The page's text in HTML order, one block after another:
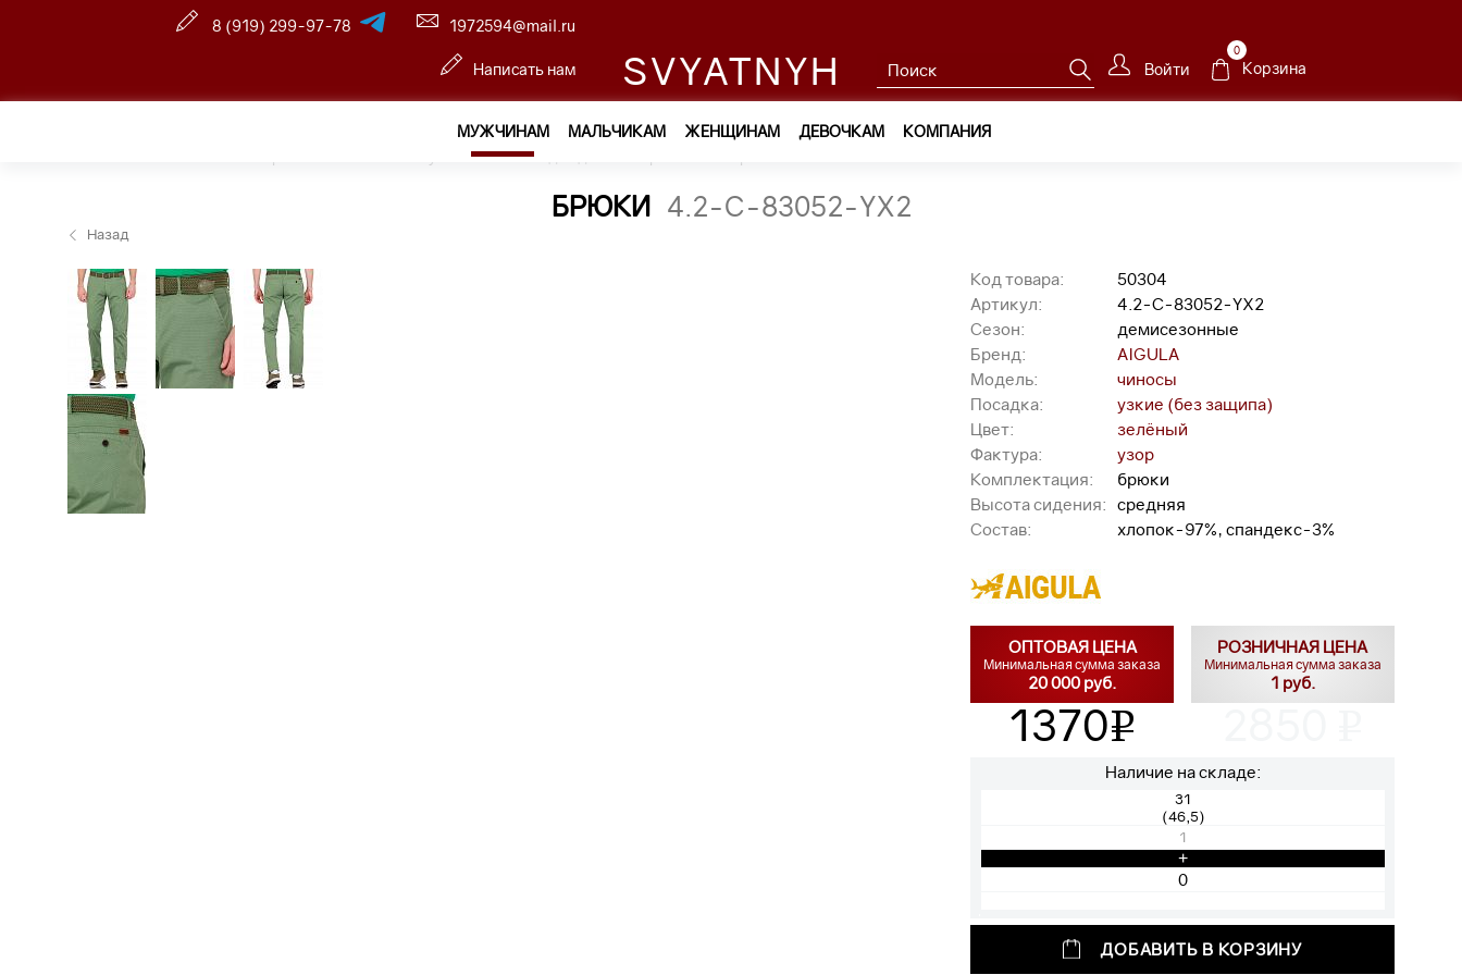
8 (919) 299-97-78 1972594@mail.ru
Написать нам SVYATNYH Войти
0
Корзина
МУЖЧИНАМ МАЛЬЧИКАМ ЖЕНЩИНАМ ДЕВОЧКАМ КОМПАНИЯ
Мужчинам —
БРЮКИ 4.2-C-83052-YX2
Назад
Код товара:
50304
Артикул:
4.2-C-83052-YX2
Сезон:
демисезонные
Бренд:
AIGULA
Модель:
чиносы
Посадка:
узкие (без защипа)
Цвет:
зелёный
Фактура:
узор
Комплектация:
брюки
Высота сидения:
средняя
Состав:
хлопок-97%, спандекс-3%
ОПТОВАЯ ЦЕНА
Минимальная сумма заказа
20 000 руб.
1370v
РОЗНИЧНАЯ ЦЕНА
Минимальная сумма заказа
1 руб.
Наличие на складе:
31
(46,5)
1
+
ДОБАВИТЬ В КОРЗИНУ